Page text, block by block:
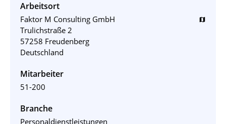
Arbeitsort
Faktor M Consulting GmbH map
Trulichstraße 2
57258 Freudenberg
Deutschland
Mitarbeiter
51-200
Branche
Personaldienstleistungen